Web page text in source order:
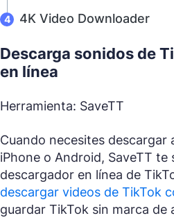
4K Video Downloader
Descarga sonidos de
en línea
Herramienta: SaveTT
Cuando necesites descargar
iPhone o Android, SaveTT te
descargador en línea de
descargar videos de TikTok
guardar TikTok sin marca de